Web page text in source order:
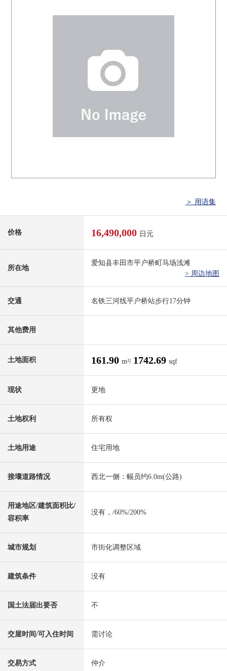
＞ 用语集
价格 16,490,000 日元
所在地
爱知县丰田市平户桥町马场浅滩
> 周边地图
交通 名铁三河线平户桥站步行17分钟
其他费用
土地面积 161.90 m²/ 1742.69 sqf
现状 更地
土地权利 所有权
土地用途 住宅用地
接壤道路情况 西北一侧：幅员约6.0m(公路)
用途地区/建筑面积比/
容积率
没有，/60%/200%
城市规划 市街化调整区域
建筑条件 没有
国土法届出要否 不
交屋时间/可入住时间 需讨论
交易方式 仲介